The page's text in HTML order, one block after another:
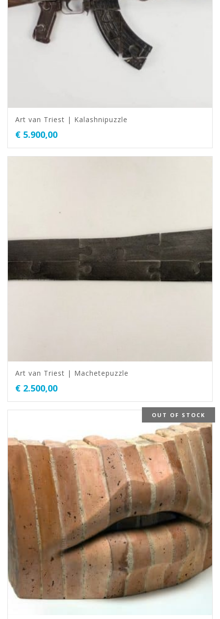
Art van Triest | Kalashnipuzzle
€ 5.900,00
Art van Triest | Machetepuzzle
€ 2.500,00
OUT OF STOCK